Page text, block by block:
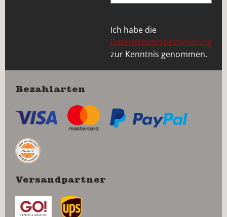
Ich habe die
Datenschutzsbestimmung
zur Kenntnis genommen.
Bezahlarten
Versandpartner